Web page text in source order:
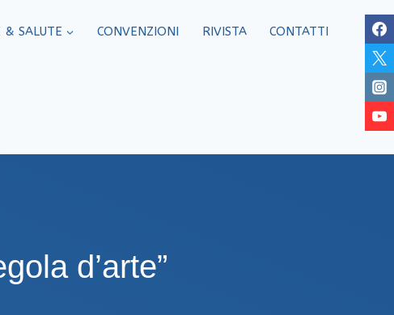
& SALUTE CONVENZIONI RIVISTA CONTATTI
d’arte”